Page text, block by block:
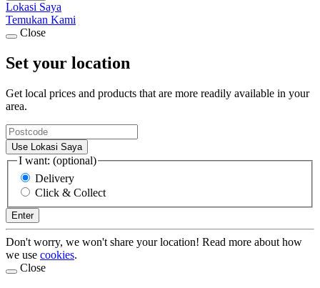
Lokasi Saya
Temukan Kami
Close
Set your location
Get local prices and products that are more readily available in your
area.
Use Lokasi Saya
I want: (optional)
Delivery
Click & Collect
Enter
Don't worry, we won't share your location! Read more about how
we use cookies.
Close